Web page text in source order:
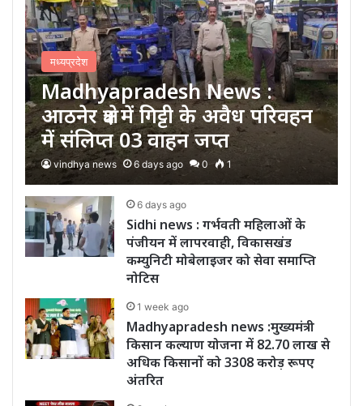
मध्यप्रदेश
Madhyapradesh News :
आठनेर क्षेत्र में गिट्टी के अवैध परिवहन
में संलिप्त 03 वाहन जप्त
vindhya news 6 days ago 0 1
6 days ago
Sidhi news : गर्भवती महिलाओं के
पंजीयन में लापरवाही, विकासखंड
कम्युनिटी मोबेलाइजर को सेवा समाप्ति
नोटिस
1 week ago
Madhyapradesh news :मुख्यमंत्री
किसान कल्याण योजना में 82.70 लाख से
अधिक किसानों को 3308 करोड़ रूपए
अंतरित